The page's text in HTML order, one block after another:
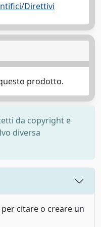
Direttivi
prodotto.
da copyright e
diversa
citare o creare un